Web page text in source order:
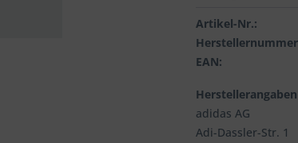
Artikel-Nr.:
EAN:
Herstellerangaben
adidas AG
Adi-Dassler-Str. 1